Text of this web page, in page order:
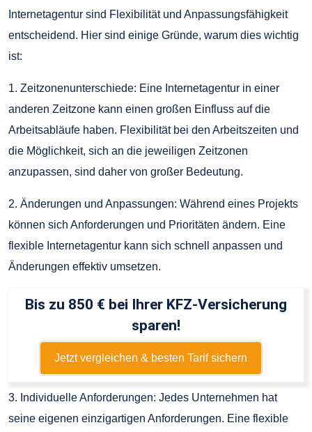
Internetagentur sind Flexibilität und Anpassungsfähigkeit
entscheidend. Hier sind einige Gründe, warum dies wichtig
ist:
1. Zeitzonenunterschiede: Eine Internetagentur in einer
anderen Zeitzone kann einen großen Einfluss auf die
Arbeitsabläufe haben. Flexibilität bei den Arbeitszeiten und
die Möglichkeit, sich an die jeweiligen Zeitzonen
anzupassen, sind daher von großer Bedeutung.
2. Änderungen und Anpassungen: Während eines Projekts
können sich Anforderungen und Prioritäten ändern. Eine
flexible Internetagentur kann sich schnell anpassen und
Änderungen effektiv umsetzen.
Bis zu 850 € bei Ihrer KFZ-Versicherung
sparen!
Jetzt vergleichen & besten Tarif sichern
3. Individuelle Anforderungen: Jedes Unternehmen hat
seine eigenen einzigartigen Anforderungen. Eine flexible